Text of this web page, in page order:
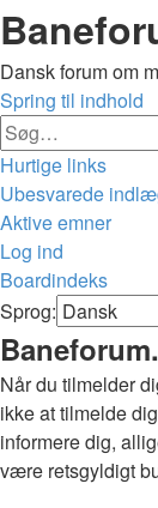
Dansk forum om
Spring til indhold
Hurtige links
Ubesvarede
Aktive emner
Log ind
Boardindeks
Søg
Sprog:
Når du tilmelder
ikke at tilmelde
informere dig,
være retsgyldigt